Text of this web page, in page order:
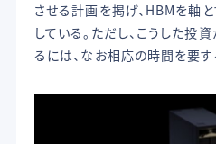
させる計画を掲げ、HBMを軸
している。ただし、こうした
るには、なお相応の時間を要す